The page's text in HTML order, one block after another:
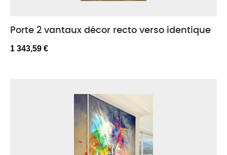
Porte 2 vantaux décor recto verso identique
1 343,59 €